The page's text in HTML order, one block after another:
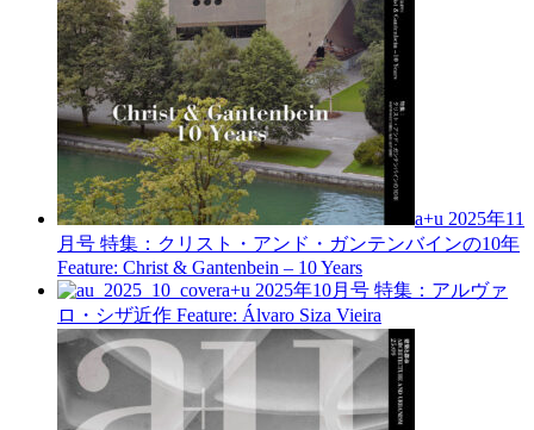
a+u 2025年11
月号 特集：クリスト・アンド・ガンテンバインの10年
Feature: Christ & Gantenbein – 10 Years
a+u 2025年10月号 特集：アルヴァ
ロ・シザ近作 Feature: Álvaro Siza Vieira